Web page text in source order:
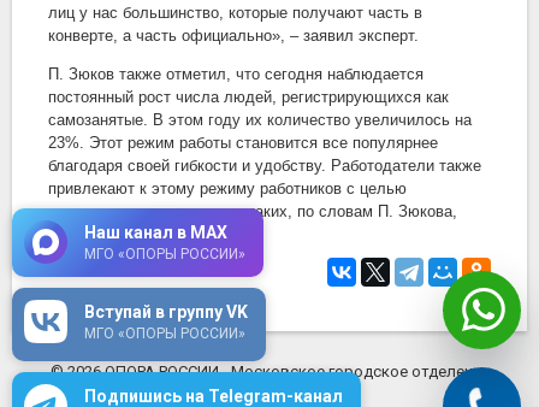
лиц у нас большинство, которые получают часть в
конверте, а часть официально», – заявил эксперт.
П. Зюков также отметил, что сегодня наблюдается
постоянный рост числа людей, регистрирующихся как
самозанятые. В этом году их количество увеличилось на
23%. Этот режим работы становится все популярнее
благодаря своей гибкости и удобству. Работодатели также
привлекают к этому режиму работников с целью
сэкономить на налогах, но таких, по словам П. Зюкова,
меньшинство.
© 2026 ОПОРА РОССИИ - Московское городское отделение
mosopora.ru
Подпишись на Telegram-канал
Вступай в группу VK
МГО «ОПОРЫ РОССИИ»
Наш канал в MAX
МГО «ОПОРЫ РОССИИ»